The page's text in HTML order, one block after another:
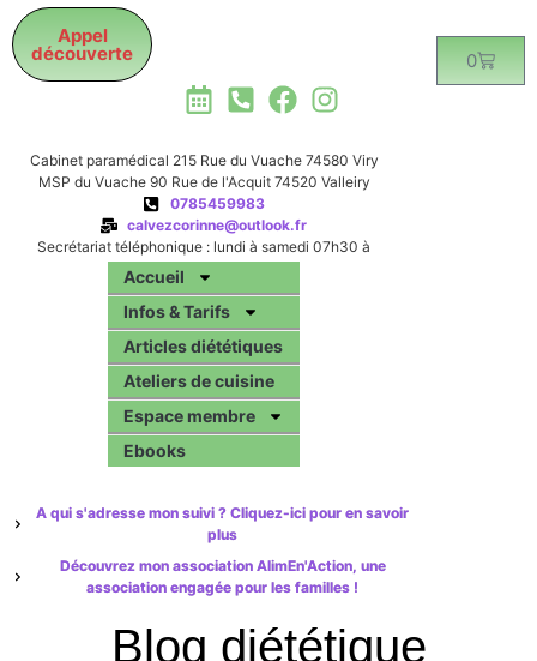
0
Appel
découverte
Cabinet paramédical 215 Rue du Vuache 74580 Viry
MSP du Vuache 90 Rue de l'Acquit 74520 Valleiry
0785459983
calvezcorinne@outlook.fr
Secrétariat téléphonique : lundi à samedi 07h30 à
19h00
Accueil
Infos & Tarifs
Articles diététiques
Ateliers de cuisine
Espace membre
Ebooks
A qui s'adresse mon suivi ? Cliquez-ici pour en savoir
plus
Découvrez mon association AlimEn'Action, une
association engagée pour les familles !
Blog diététique